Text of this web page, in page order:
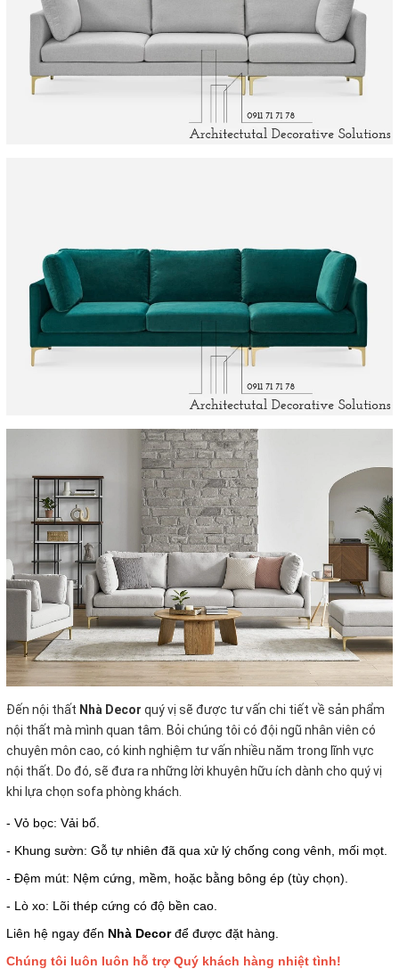
Đến nội thất Nhà Decor quý vị sẽ được tư vấn chi tiết về sản phẩm
nội thất mà mình quan tâm. Bỏi chúng tôi có đội ngũ nhân viên có
chuyên môn cao, có kinh nghiệm tư vấn nhiều năm trong lĩnh vực
nội thất. Do đó, sẽ đưa ra những lời khuyên hữu ích dành cho quý vị
khi lựa chọn sofa phòng khách.
- Vỏ bọc: Vải bố.
- Khung sườn: Gỗ tự nhiên đã qua xử lý chống cong vênh, mối mọt.
- Đệm mút: Nệm cứng, mềm, hoặc bằng bông ép (tùy chọn).
- Lò xo: Lõi thép cứng có độ bền cao.
Liên hệ ngay đến Nhà Decorđể được đặt hàng.
Chúng tôi luôn luôn hỗ trợ Quý khách hàng nhiệt tình!